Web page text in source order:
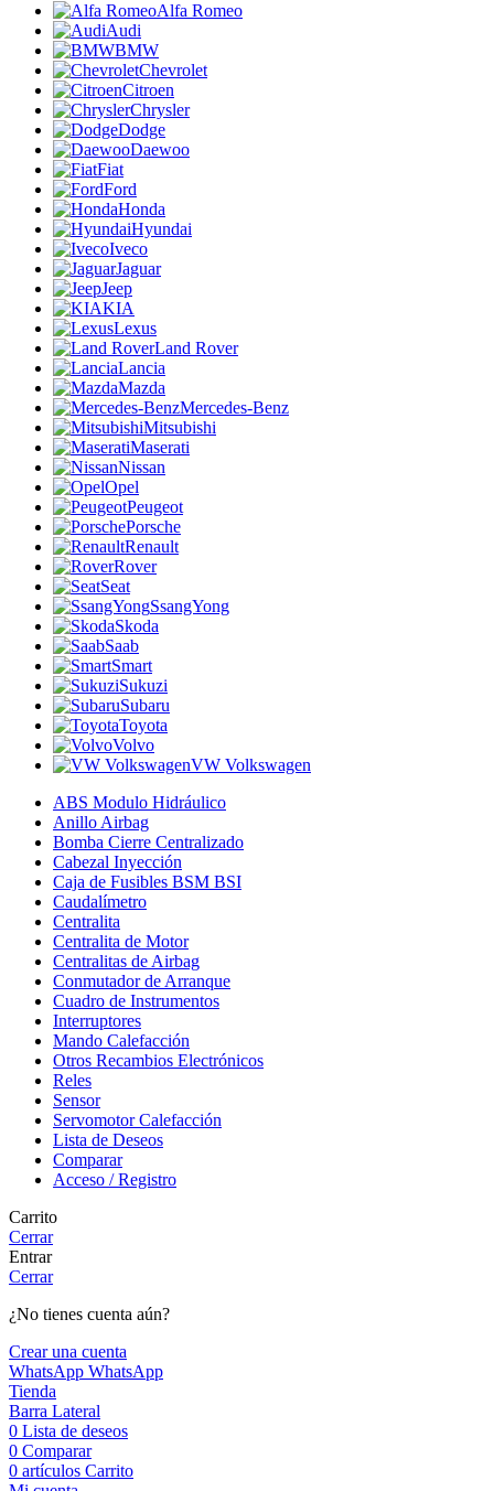
Alfa Romeo
Audi
BMW
Chevrolet
Citroen
Chrysler
Dodge
Daewoo
Fiat
Ford
Honda
Hyundai
Iveco
Jaguar
Jeep
KIA
Lexus
Land Rover
Lancia
Mazda
Mercedes-Benz
Mitsubishi
Maserati
Nissan
Opel
Peugeot
Porsche
Renault
Rover
Seat
SsangYong
Skoda
Saab
Smart
Sukuzi
Subaru
Toyota
Volvo
VW Volkswagen
ABS Modulo Hidráulico
Anillo Airbag
Bomba Cierre Centralizado
Cabezal Inyección
Caja de Fusibles BSM BSI
Caudalímetro
Centralita
Centralita de Motor
Centralitas de Airbag
Conmutador de Arranque
Cuadro de Instrumentos
Interruptores
Mando Calefacción
Otros Recambios Electrónicos
Reles
Sensor
Servomotor Calefacción
Lista de Deseos
Comparar
Acceso / Registro
Carrito
Cerrar
Entrar
Cerrar
¿No tienes cuenta aún?
Crear una cuenta
WhatsApp WhatsApp
Tienda
Barra Lateral
0 Lista de deseos
0 Comparar
0 artículos Carrito